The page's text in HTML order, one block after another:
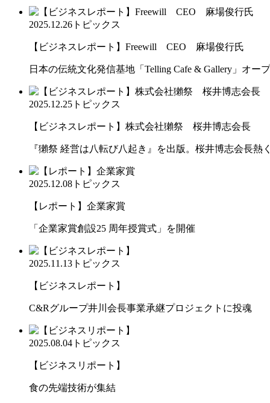
2025.12.26 トピックス
【ビジネスレポート】Freewill CEO 麻場俊行氏
日本の伝統文化発信基地「Telling Cafe & Gallery」オー
2025.12.25 トピックス
【ビジネスレポート】株式会社獺祭 桜井博志会長
『獺祭 経営は八転び八起き』を出版。桜井博志会長熱
2025.12.08 トピックス
【レポート】企業家賞
「企業家賞創設25 周年授賞式」を開催
2025.11.13 トピックス
【ビジネスレポート】
C&Rグループ井川会長事業承継プロジェクトに投魂
2025.08.04 トピックス
【ビジネスリポート】
食の先端技術が集結